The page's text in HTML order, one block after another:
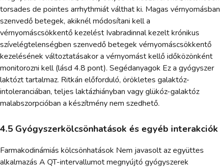
torsades de pointes arrhythmiát válthat ki. Magas vérnyomásban
szenvedő betegek, akiknél módosítani kell a
vérnyomáscsökkentő kezelést Ivabradinnal kezelt krónikus
szívelégtelenségben szenvedő betegek vérnyomáscsökkentő
kezelésének változtatásakor a vérnyomást kellő időközönként
monitorozni kell (lásd 4.8 pont). Segédanyagok Ez a gyógyszer
laktózt tartalmaz. Ritkán előforduló, örökletes galaktóz-
intoleranciában, teljes laktázhiányban vagy glükóz-galaktóz
malabszorpcióban a készítmény nem szedhető.
4.5 Gyógyszerkölcsönhatások és egyéb interakciók
Farmakodinámiás kölcsönhatások Nem javasolt az együttes
alkalmazás A QT-intervallumot megnyújtó gyógyszerek